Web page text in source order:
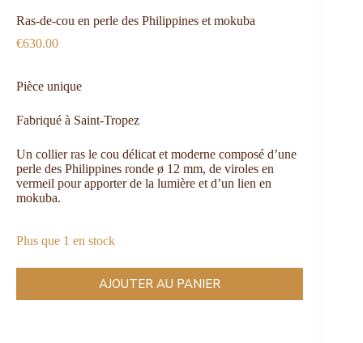
Ras-de-cou en perle des Philippines et mokuba
€630.00
Pièce unique
Fabriqué à Saint-Tropez
Un collier ras le cou délicat et moderne composé d’une
perle des Philippines ronde ø 12 mm, de viroles en
vermeil pour apporter de la lumière et d’un lien en
mokuba.
Plus que 1 en stock
AJOUTER AU PANIER